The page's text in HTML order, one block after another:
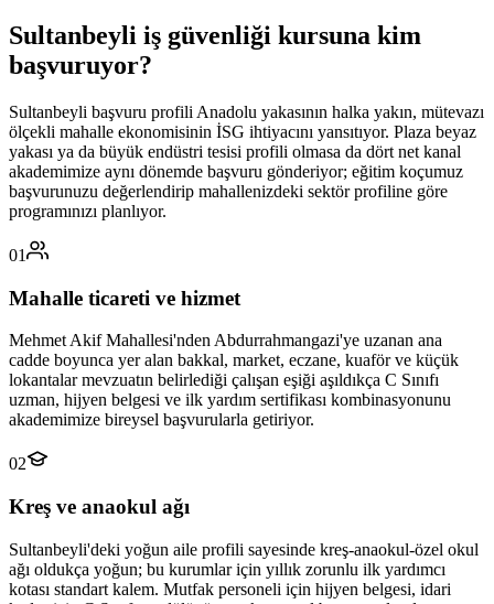
Sultanbeyli iş güvenliği kursuna kim
başvuruyor?
Sultanbeyli başvuru profili Anadolu yakasının halka yakın, mütevazı
ölçekli mahalle ekonomisinin İSG ihtiyacını yansıtıyor. Plaza beyaz
yakası ya da büyük endüstri tesisi profili olmasa da dört net kanal
akademimize aynı dönemde başvuru gönderiyor; eğitim koçumuz
başvurunuzu değerlendirip mahallenizdeki sektör profiline göre
programınızı planlıyor.
01
Mahalle ticareti ve hizmet
Mehmet Akif Mahallesi'nden Abdurrahmangazi'ye uzanan ana
cadde boyunca yer alan bakkal, market, eczane, kuaför ve küçük
lokantalar mevzuatın belirlediği çalışan eşiği aşıldıkça C Sınıfı
uzman, hijyen belgesi ve ilk yardım sertifikası kombinasyonunu
akademimize bireysel başvurularla getiriyor.
02
Kreş ve anaokul ağı
Sultanbeyli'deki yoğun aile profili sayesinde kreş-anaokul-özel okul
ağı oldukça yoğun; bu kurumlar için yıllık zorunlu ilk yardımcı
kotası standart kalem. Mutfak personeli için hijyen belgesi, idari